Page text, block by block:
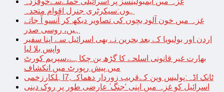
ہوں:سیکرٹری جنرل اقوام متحدہ
غزہ میں خون آلود بچوں کی تصاویر دیکھ کر آنسو آ جاتے
ہیں، روسی صدر
اردن اور بولیویا کے بعد بحرین نے بھی اسرائیل سے اپنا سفیر
واپس بلا لیا
بھارت غیر قانونی اسلحے کا گڑھ بن چکاہے،سپریم کورٹ
میں پیش رپورٹ میں انکشاف
ٹانک اڈہ:پولیس وین کےقریب زوردار دھماکہ,7اہلکارزخمی
اسرائیل کو غزہ میں اپنی ‘جنگ’ عارضی طور پر روک دینی